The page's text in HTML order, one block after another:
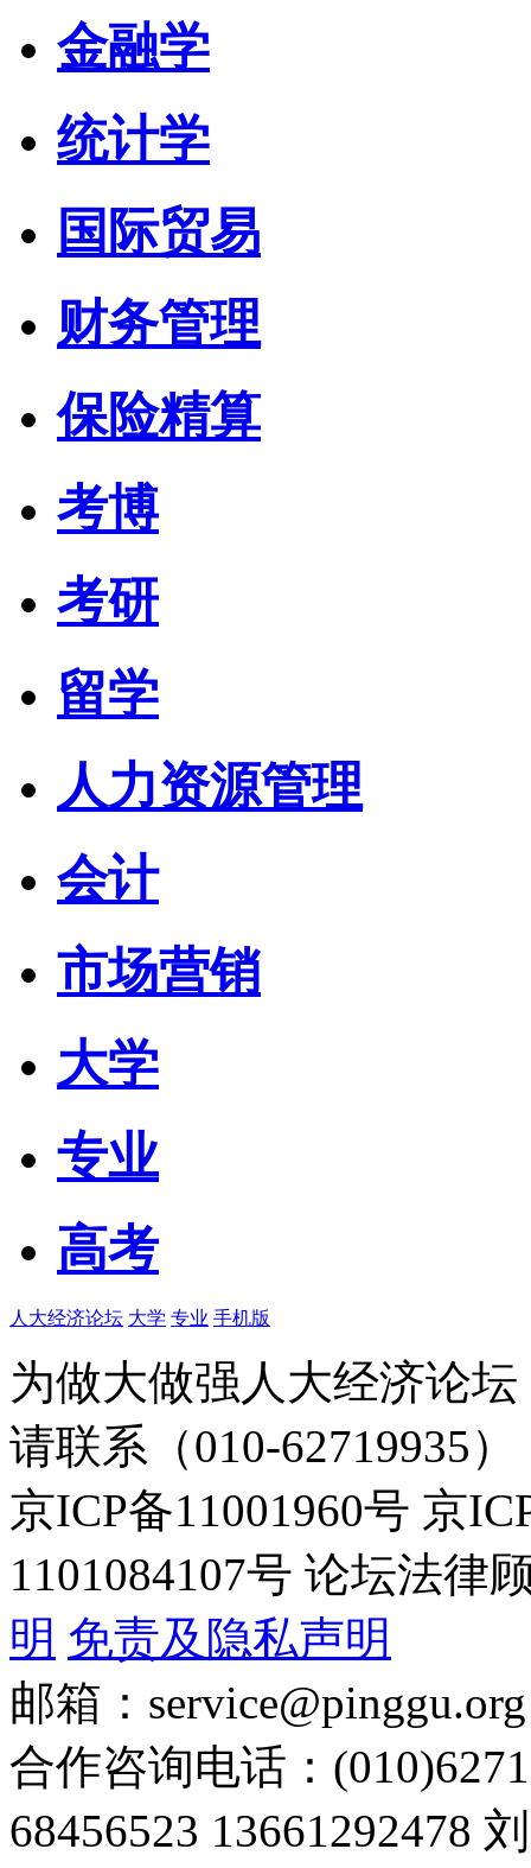
金融学
统计学
国际贸易
财务管理
保险精算
考博
考研
留学
人力资源管理
会计
市场营销
大学
专业
高考
人大经济论坛 大学 专业 手机版
为做大做强人大经济论
请联系（010-62719935）
京ICP备11001960号 京
1101084107号 论坛法律
明 免责及隐私声明
邮箱：service@pinggu.org
合作咨询电话：
68456523 13661292478